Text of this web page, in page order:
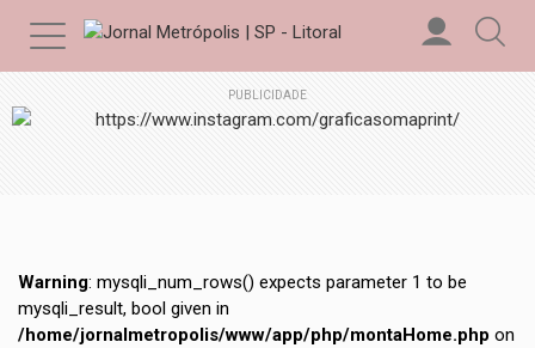
PUBLICIDADE
Warning: mysqli_num_rows() expects parameter 1 to be
mysqli_result, bool given in
/home/jornalmetropolis/www/app/php/montaHome.php on